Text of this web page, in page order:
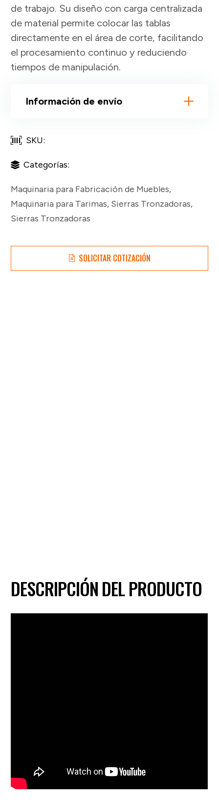
de trabajo. Su diseño con carga centralizada
de material permite colocar las tablas
directamente en el área de corte, facilitando
el procesamiento continuo y reduciendo
tiempos de manipulación.
Información de envío
SKU:
Categorías:
Maquinaria para Fabricación de Muebles,
Maquinaria para Tarimas, Sierras Tronzadoras,
Sierras Tronzadoras
SOLICITAR COTIZACIÓN
DESCRIPCIÓN DEL PRODUCTO